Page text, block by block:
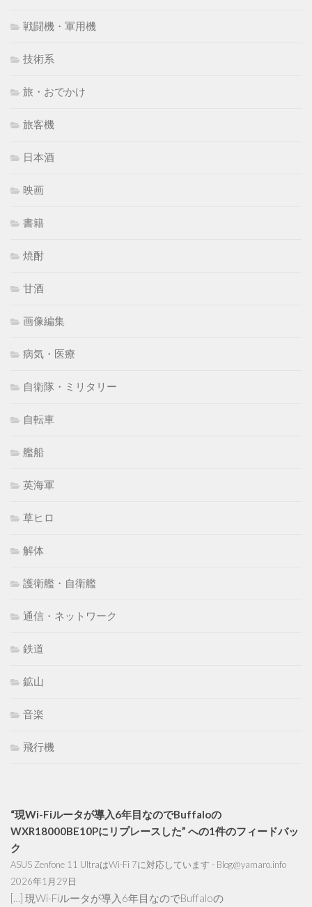
戦闘機・軍用機
技術系
旅・おでかけ
旅客機
日本酒
映画
書籍
焼酎
甘酒
画像編集
病気・医療
自衛隊・ミリタリー
自転車
艦船
英海軍
草ヒロ
解体
護衛艦・自衛艦
通信・ネットワーク
鉄道
鉱山
音楽
飛行機
“現Wi-Fiルータが導入6年目なのでBuffaloの
WXR18000BE10Pにリプレースした” への1件のフィードバッ
ク
ASUS Zenfone 11 UltraはWi-Fi 7に対応しています - Blog@yamaro.info
2026年1月29日
[…] 現Wi-Fiルータが導入6年目なのでBuffaloの